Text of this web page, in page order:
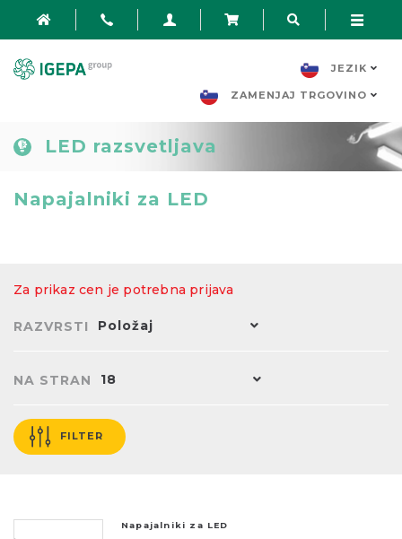
JEZIK
ZAMENJAJ TRGOVINO
LED razsvetljava
Napajalniki za LED
Za prikaz cen je potrebna prijava
RAZVRSTI Položaj
NA STRAN 18
FILTER
Napajalniki za LED